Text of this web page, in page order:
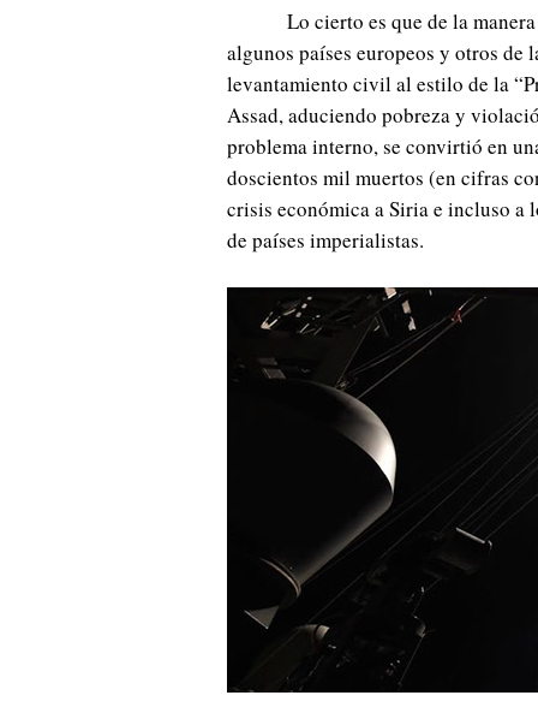
Lo cierto es que de la
algunos países europeos y otros
levantamiento civil al estilo de la
Assad, aduciendo pobreza y
problema interno, se convirtió en
doscientos mil muertos (en cifras
crisis económica a Siria e incluso a
de países imperialistas.